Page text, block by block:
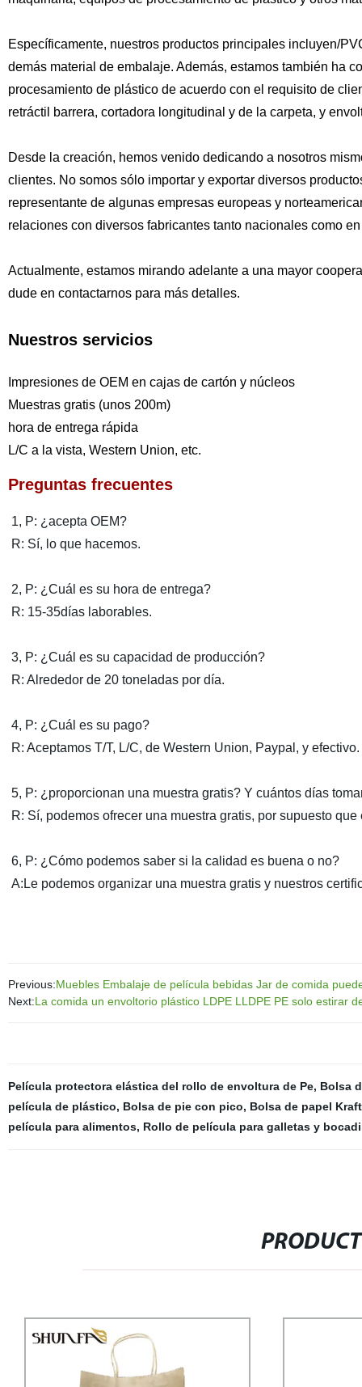
Específicamente, nuestros productos principales incluyen/
demás material de embalaje. Además, estamos también ha
procesamiento de plástico de acuerdo con el requisito de
retráctil barrera, cortadora longitudinal y de la carpeta, y
Desde la creación, hemos venido dedicando a nosotros
clientes. No somos sólo importar y exportar diversos
representante de algunas empresas europeas y
relaciones con diversos fabricantes tanto nacionales como
Actualmente, estamos mirando adelante a una mayor
dude en contactarnos para más detalles.
Nuestros servicios
Impresiones de OEM en cajas de cartón y núcleos
Muestras gratis (unos 200m)
hora de entrega rápida
L/C a la vista, Western Union, etc.
Preguntas frecuentes
1, P: ¿acepta OEM?
R: Sí, lo que hacemos.
2, P: ¿Cuál es su hora de entrega?
R: 15-35días laborables.
3, P: ¿Cuál es su capacidad de producción?
R: Alrededor de 20 toneladas por día.
4, P: ¿Cuál es su pago?
R: Aceptamos T/T, L/C, de Western Union, Paypal, y efectivo.
5, P: ¿proporcionan una muestra gratis? Y cuántos días
R: Sí, podemos ofrecer una muestra gratis, por supuesto
6, P: ¿Cómo podemos saber si la calidad es buena o no?
A:Le podemos organizar una muestra gratis y nuestros
Previous:Muebles Embalaje de película bebidas Jar de comida
Next:La comida un envoltorio plástico LDPE LLDPE PE solo estirar
Película protectora elástica del rollo de envoltura de Pe, Bolsa
película de plástico, Bolsa de pie con pico, Bolsa de papel
película para alimentos, Rollo de película para galletas y